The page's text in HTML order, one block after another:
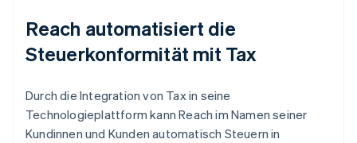
Reach automatisiert die
Steuerkonformität mit Tax
Durch die Integration von Tax in seine
Technologieplattform kann Reach im Namen seiner
Kundinnen und Kunden automatisch Steuern in